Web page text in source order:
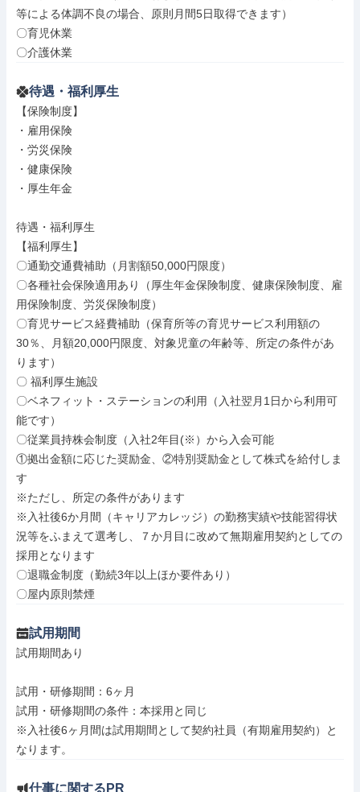
等による体調不良の場合、原則月間5日取得できます）
〇育児休業
〇介護休業
待遇・福利厚生
【保険制度】
・雇用保険
・労災保険
・健康保険
・厚生年金
待遇・福利厚生
【福利厚生】
〇通勤交通費補助（月割額50,000円限度）
〇各種社会保険適用あり（厚生年金保険制度、健康保険制度、雇
用保険制度、労災保険制度）
〇育児サービス経費補助（保育所等の育児サービス利用額の
30％、月額20,000円限度、対象児童の年齢等、所定の条件があ
ります）
〇 福利厚生施設
〇ベネフィット・ステーションの利用（入社翌月1日から利用可
能です）
〇従業員持株会制度（入社2年目(※）から入会可能
①拠出金額に応じた奨励金、②特別奨励金として株式を給付しま
す
※ただし、所定の条件があります
※入社後6か月間（キャリアカレッジ）の勤務実績や技能習得状
況等をふまえて選考し、７か月目に改めて無期雇用契約としての
採用となります
〇退職金制度（勤続3年以上ほか要件あり）
〇屋内原則禁煙
試用期間
試用期間あり
試用・研修期間：6ヶ月
試用・研修期間の条件：本採用と同じ
※入社後6ヶ月間は試用期間として契約社員（有期雇用契約）と
仕事に関するPR